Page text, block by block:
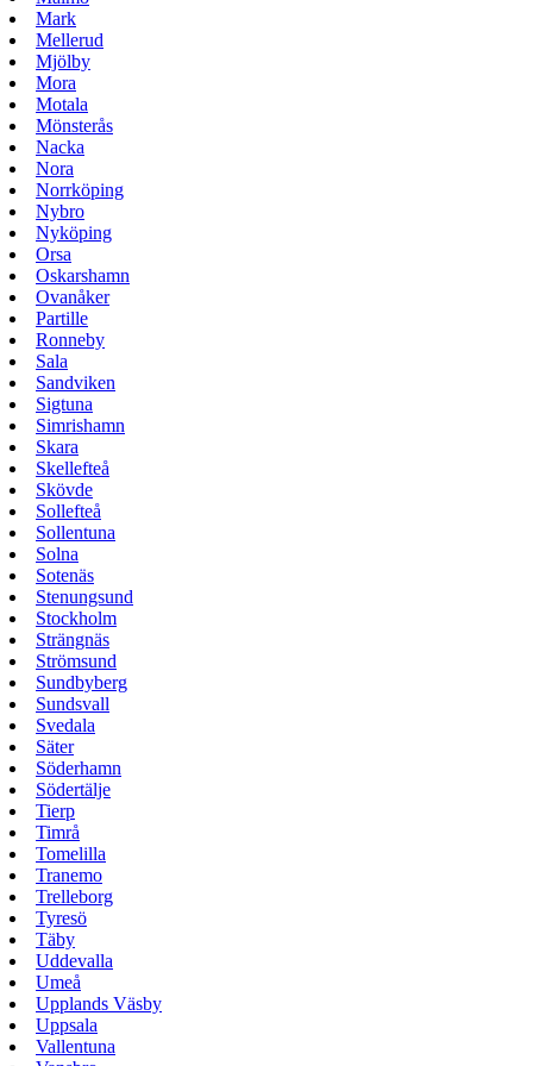
Mark
Mellerud
Mjölby
Mora
Motala
Mönsterås
Nacka
Nora
Norrköping
Nybro
Nyköping
Orsa
Oskarshamn
Ovanåker
Partille
Ronneby
Sala
Sandviken
Sigtuna
Simrishamn
Skara
Skellefteå
Skövde
Sollefteå
Sollentuna
Solna
Sotenäs
Stenungsund
Stockholm
Strängnäs
Strömsund
Sundbyberg
Sundsvall
Svedala
Säter
Söderhamn
Södertälje
Tierp
Timrå
Tomelilla
Tranemo
Trelleborg
Tyresö
Täby
Uddevalla
Umeå
Upplands Väsby
Uppsala
Vallentuna